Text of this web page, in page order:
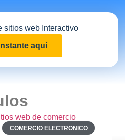
sitios web Interactivo
aquí
COMERCIO ELECTRONICO